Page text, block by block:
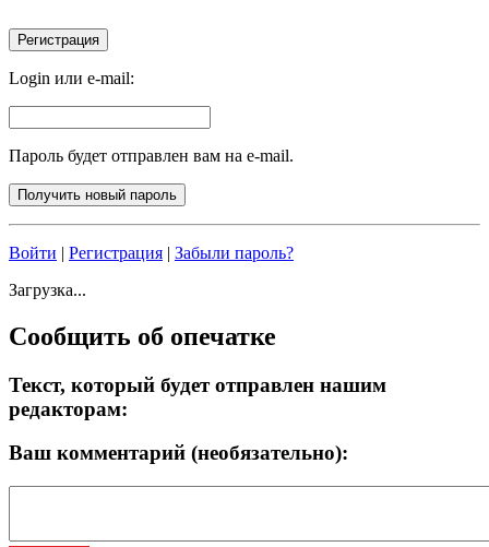
Login или e-mail:
Пароль будет отправлен вам на e-mail.
Войти | Регистрация | Забыли пароль?
Загрузка...
Сообщить об опечатке
Текст, который будет отправлен нашим
редакторам:
Ваш комментарий (необязательно):